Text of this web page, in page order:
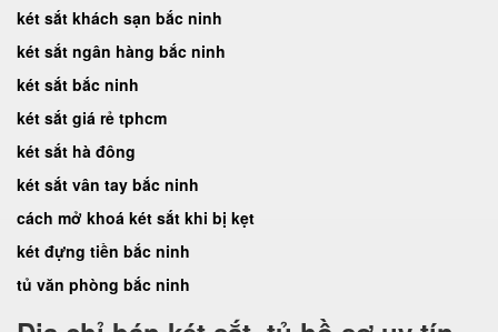
két sắt khách sạn bắc ninh
két sắt ngân hàng bắc ninh
két sắt bắc ninh
két sắt giá rẻ tphcm
két sắt hà đông
két sắt vân tay bắc ninh
cách mở khoá két sắt khi bị kẹt
két đựng tiền bắc ninh
tủ văn phòng bắc ninh